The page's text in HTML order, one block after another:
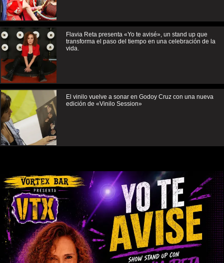
Flavia Reta presenta «Yo te avisé», un stand up que
transforma el paso del tiempo en una celebración de la
vida.
El vinilo vuelve a sonar en Godoy Cruz con una nueva
edición de «Vinilo Session»